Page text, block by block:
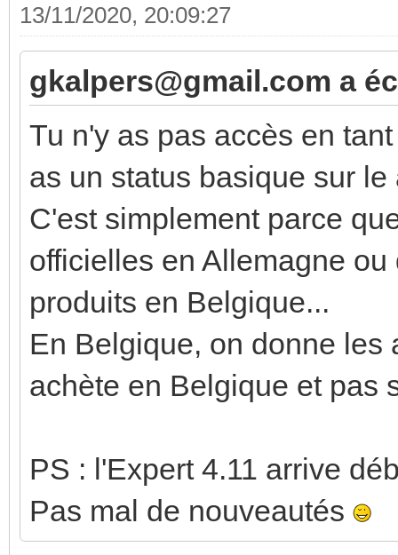
13/11/2020, 20:09:27
gkalpers@gmail.com a
Tu n'y as pas accès en
as un status basique sur le
C'est simplement parce
officielles en Allemagne
produits en Belgique...
En Belgique, on donne les
achète en Belgique et pas
PS : l'Expert 4.11 arrive
Pas mal de nouveautés